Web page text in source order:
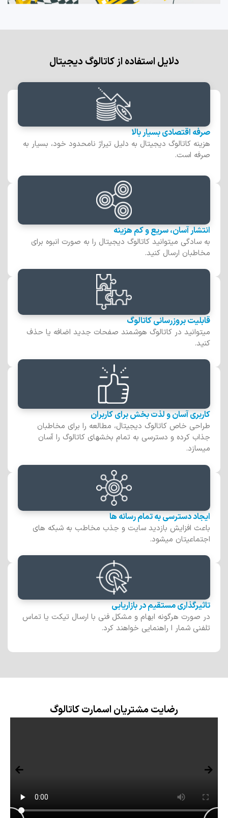
دلایل استفاده از کاتالوگ دیجیتال
صرفه اقتصادی بسیار بالا
هزینه کاتالوگ دیجیتال به دلیل تیراژ نامحدود خود، بسیار به
صرفه است.
انتشار آسان، سریع و کم هزینه
به سادگی میتوانید کاتالوگ دیجیتال را به صورت انبوه برای
مخاطبان ارسال کنید.
قابلیت بروزرسانی کاتالوگ
میتوانید در کاتالوگ هوشمند صفحات جدید اضافه یا حذف
کنید.
کاربری آسان و لذت بخش برای کاربران
طراحی خاص کاتالوگ دیجیتال، مطالعه را برای مخاطبان
جذاب کرده و دسترسی به تمام بخشهای کاتالوگ را آسان
میسازد.
ایجاد دسترسی به تمام رسانه ها
باعث افزایش بازدید سایت و جذب مخاطب به شبکه های
اجتماعیتان میشود.
تاثیرگذاری مستقیم در بازاریابی
در صورت هرگونه ابهام و مشکل فنی با ارسال تیکت یا تماس
تلفنی شمار ا راهنمایی خواهند کرد.
رضایت مشتریان اسمارت کاتالوگ